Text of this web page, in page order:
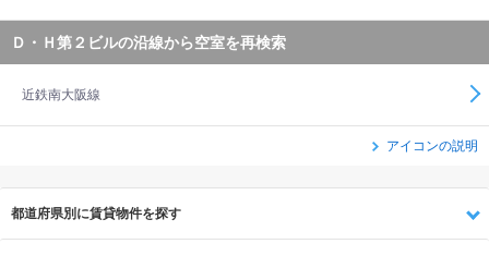
Ｄ・Ｈ第２ビルの沿線から空室を再検索
近鉄南大阪線
アイコンの説明
都道府県別に賃貸物件を探す